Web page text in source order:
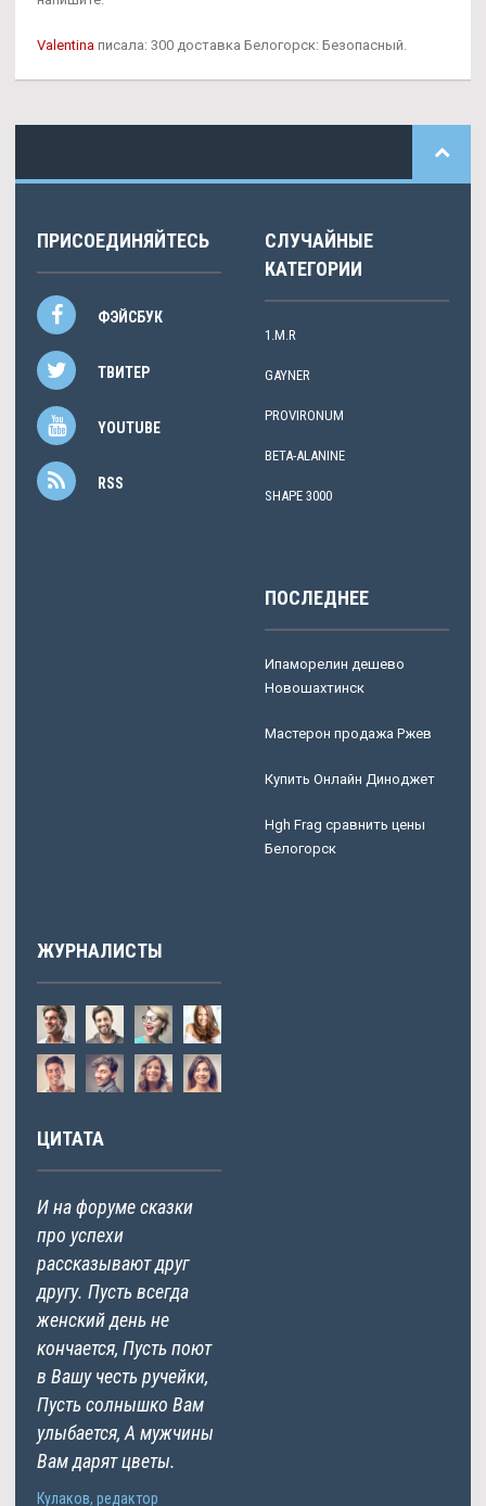
Valentina писала: 300 доставка Белогорск: Безопасный.
ПРИСОЕДИНЯЙТЕСЬ
ФЭЙСБУК
ТВИТЕР
YOUTUBE
RSS
СЛУЧАЙНЫЕ
КАТЕГОРИИ
1.M.R
GAYNER
PROVIRONUM
BETA-ALANINE
SHAPE 3000
ПОСЛЕДНЕЕ
Ипаморелин дешево
Новошахтинск
Мастерон продажа Ржев
Купить Онлайн Диноджет
Hgh Frag сравнить цены
Белогорск
ЖУРНАЛИСТЫ
ЦИТАТА
И на форуме сказки
про успехи
рассказывают друг
другу. Пусть всегда
женский день не
кончается, Пусть поют
в Вашу честь ручейки,
Пусть солнышко Вам
улыбается, А мужчины
Вам дарят цветы.
Кулаков, редактор